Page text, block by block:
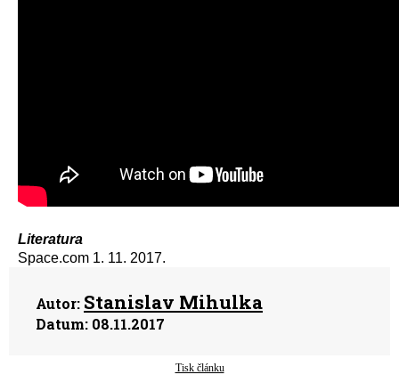
Literatura
Space.com 1. 11. 2017.
Autor: Stanislav Mihulka
Datum: 08.11.2017
Tisk článku